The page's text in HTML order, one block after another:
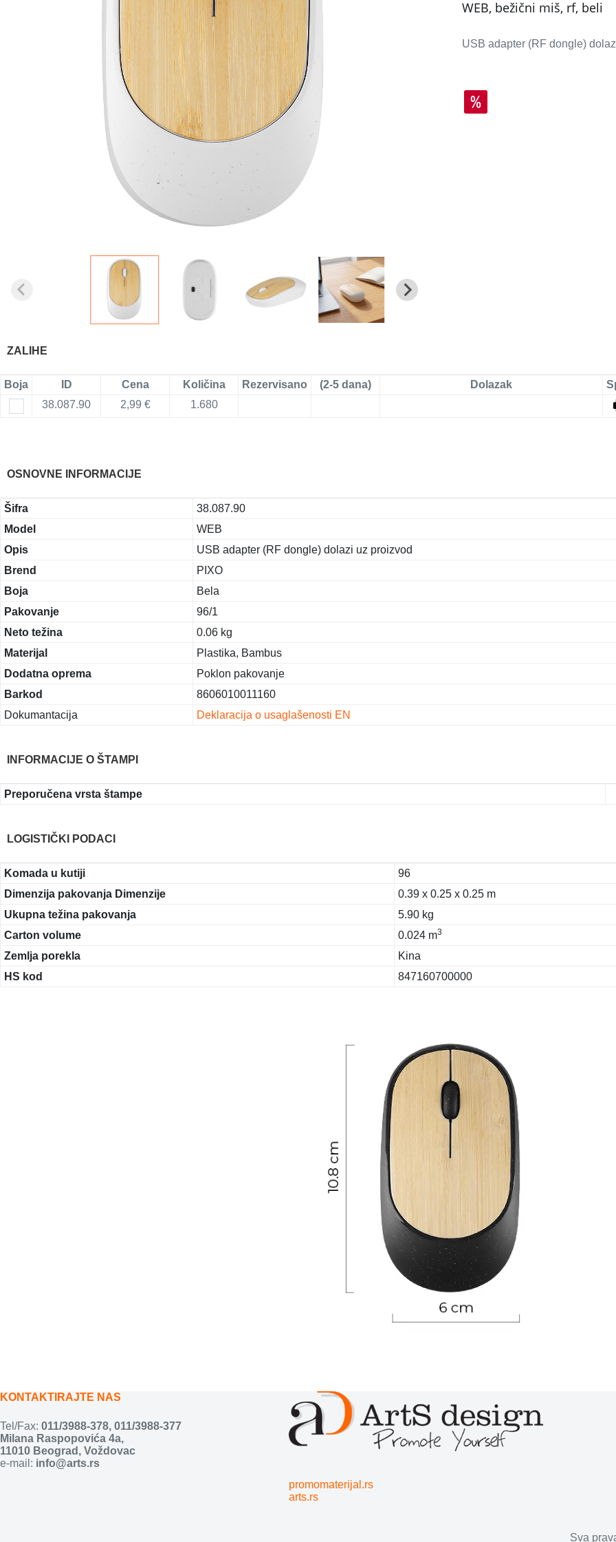
WEB, bežični miš, rf, beli
USB adapter (RF dongle)
ZALIHE
Boja ID Cena Količina Rezervisano (2-5 dana) Dolazak
38.087.90
2,99 € 1.680
OSNOVNE INFORMACIJE
Šifra
38.087.90
Model
WEB
Opis
USB adapter (RF dongle) dolazi uz proizvod
Brend
PIXO
Boja
Bela
Pakovanje
96/1
Neto težina
0.06 kg
Materijal
Plastika, Bambus
Dodatna oprema
Poklon pakovanje
Barkod
8606010011160
Dokumantacija
Deklaracija o usaglašenosti EN
INFORMACIJE O ŠTAMPI
Preporučena vrsta štampe
LOGISTIČKI PODACI
Komada u kutiji
96
Dimenzija pakovanja Dimenzije
0.39 x 0.25 x 0.25 m
Ukupna težina pakovanja
5.90 kg
Carton volume
0.024 m3
Zemlja porekla
Kina
HS kod
847160700000
KONTAKTIRAJTE NAS
Tel/Fax: 011/3988-378, 011/3988-377
Milana Raspopovića 4a,
11010 Beograd, Voždovac
e-mail: info@arts.rs
promomaterijal.rs
arts.rs
Sva